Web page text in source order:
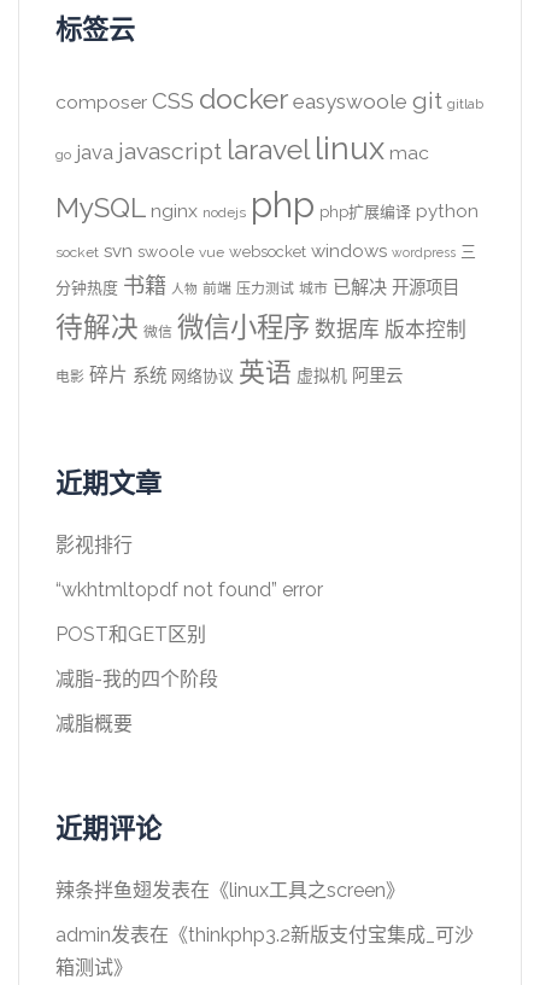
标签云
composer CSS docker easyswoole git gitlab
go java javascript laravel linux mac
MySQL nginx nodejs php php扩展编译 python
socket svn swoole vue websocket windows wordpress 三
分钟热度 书籍 人物 前端 压力测试 城市 已解决 开源项目
待解决 微信 微信小程序 数据库 版本控制
电影 碎片 系统 网络协议 英语 虚拟机 阿里云
近期文章
影视排行
“wkhtmltopdf not found” error
POST和GET区别
减脂-我的四个阶段
减脂概要
近期评论
辣条拌鱼翅发表在《linux工具之screen》
admin发表在《thinkphp3.2新版支付宝集成_可沙
箱测试》